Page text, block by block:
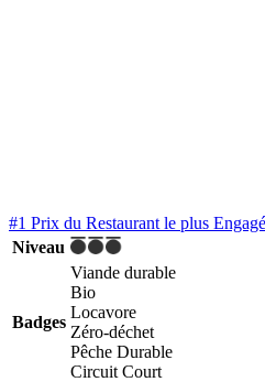
#1 Prix du Restaurant le plus
Niveau
Badges
Viande durable
Bio
Locavore
Zéro-déchet
Pêche Durable
Circuit Court